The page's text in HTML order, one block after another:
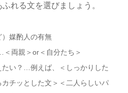
れる文を選びましょう。
）媒酌人の有無
両親＞or＜自分たち＞
たい？…例えば、＜しっかりした
チッとした文＞＜二人らしいパ